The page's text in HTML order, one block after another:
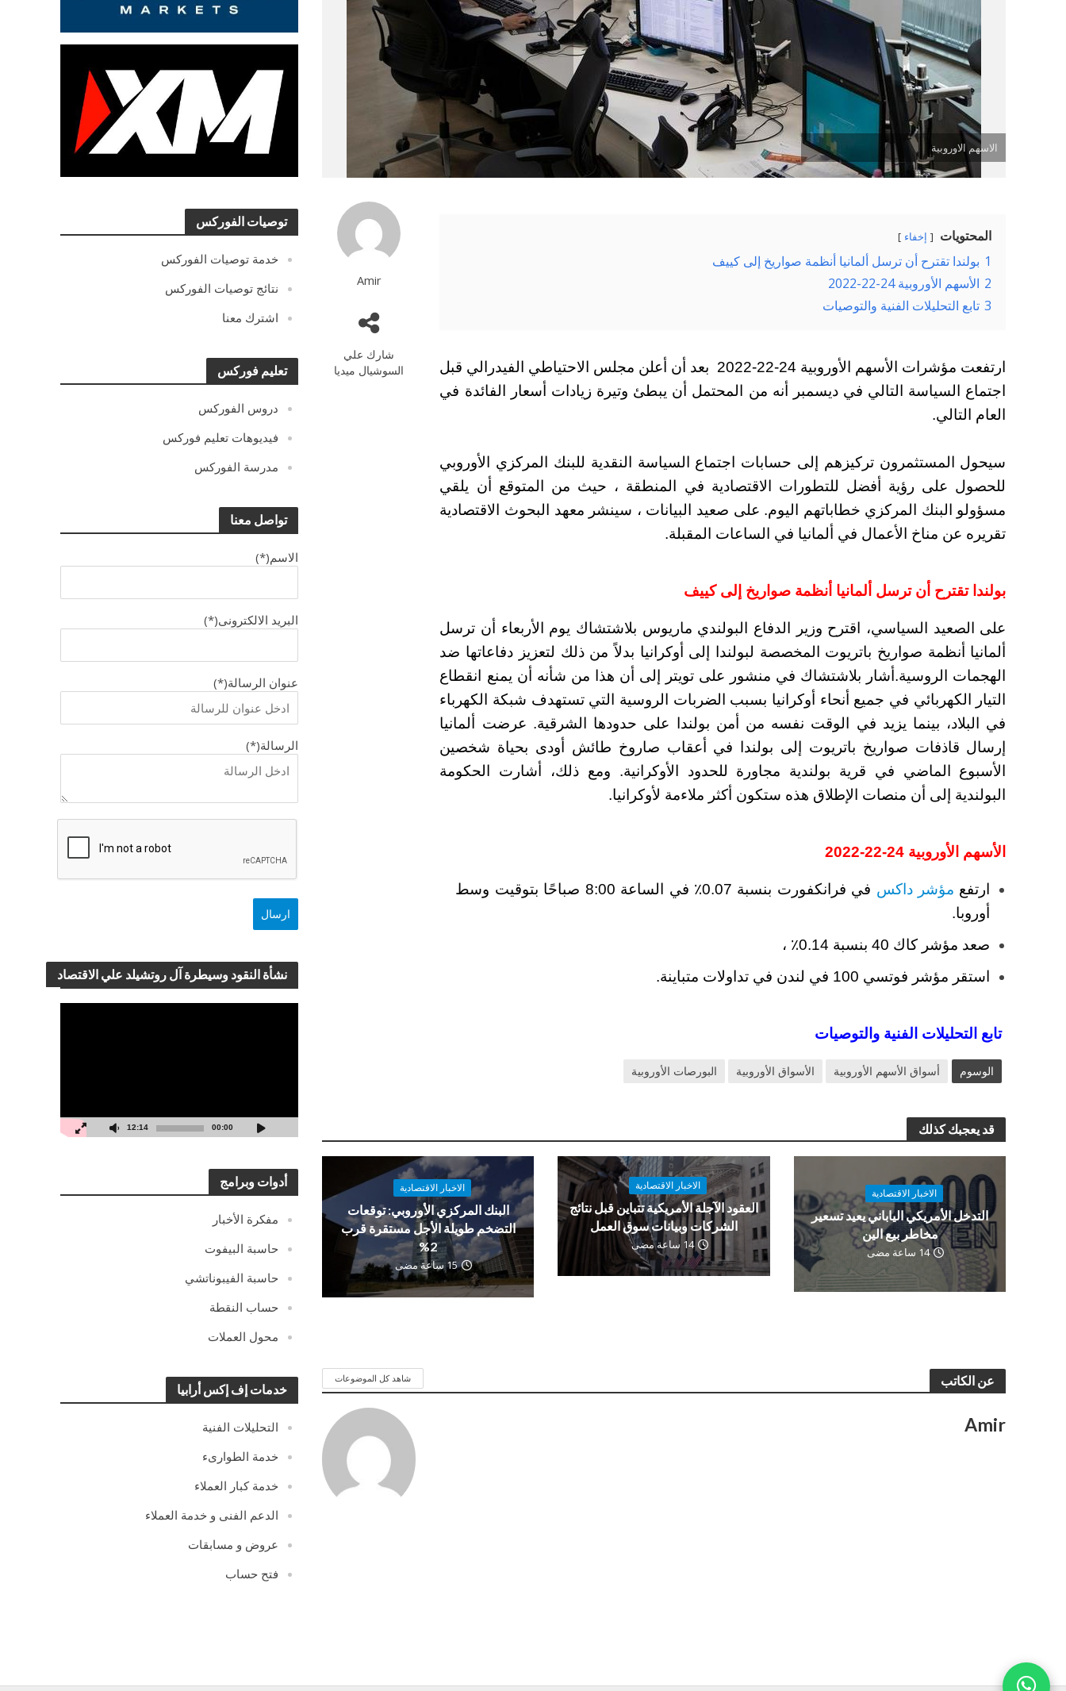
توصيات الفوركس
خدمة توصيات الفوركس
نتائج توصيات الفوركس
اشترك معنا
تعليم فوركس
دروس الفوركس
فيديوهات تعليم فوركس
مدرسة الفوركس
تواصل معنا
الاسم(*)
البريد الالكترونى(*)
عنوان الرسالة(*)
الرسالة(*)
نشأة النقود وسيطرة آل روتشيلد علي الاقتصاد
00:00
12:14
أدوات وبرامج
مفكرة الأخبار
حاسبة البيفوت
حاسبة الفيبوناتشي
حساب النقطة
محول العملات
خدمات إف إكس أرابيا
التحليلات الفنية
خدمة الطوارىء
خدمة كبار العملاء
الدعم الفنى و خدمة العملاء
عروض و مسابقات
فتح حساب
الاسهم الاوروبية
Amir
شارك علي
السوشيال ميديا
المحتويات إخفاء
1 بولندا تقترح أن ترسل ألمانيا أنظمة صواريخ إلى كييف
2 الأسهم الأوروبية 24-22-2022
3 تابع التحليلات الفنية والتوصيات
ارتفعت مؤشرات الأسهم الأوروبية 24-22-2022 بعد أن أعلن مجلس الاحتياطي الفيدرالي قبل
اجتماع السياسة التالي في ديسمبر أنه من المحتمل أن يبطئ وتيرة زيادات أسعار الفائدة في
العام التالي.
سيحول المستثمرون تركيزهم إلى حسابات اجتماع السياسة النقدية للبنك المركزي الأوروبي
للحصول على رؤية أفضل للتطورات الاقتصادية في المنطقة ، حيث من المتوقع أن يلقي
مسؤولو البنك المركزي خطاباتهم اليوم. على صعيد البيانات ، سينشر معهد البحوث الاقتصادية
تقريره عن مناخ الأعمال في ألمانيا في الساعات المقبلة.
بولندا تقترح أن ترسل ألمانيا أنظمة صواريخ إلى كييف
على الصعيد السياسي، اقترح وزير الدفاع البولندي ماريوس بلاشتشاك يوم الأربعاء أن ترسل
ألمانيا أنظمة صواريخ باتريوت المخصصة لبولندا إلى أوكرانيا بدلاً من ذلك لتعزيز دفاعاتها ضد
الهجمات الروسية.أشار بلاشتشاك في منشور على تويتر إلى أن هذا من شأنه أن يمنع انقطاع
التيار الكهربائي في جميع أنحاء أوكرانيا بسبب الضربات الروسية التي تستهدف شبكة الكهرباء
في البلاد، بينما يزيد في الوقت نفسه من أمن بولندا على حدودها الشرقية. عرضت ألمانيا
إرسال قاذفات صواريخ باتريوت إلى بولندا في أعقاب صاروخ طائش أودى بحياة شخصين
الأسبوع الماضي في قرية بولندية مجاورة للحدود الأوكرانية. ومع ذلك، أشارت الحكومة
البولندية إلى أن منصات الإطلاق هذه ستكون أكثر ملاءمة لأوكرانيا.
الأسهم الأوروبية 24-22-2022
ارتفع مؤشر داكس
في فرانكفورت بنسبة 0.07٪ في الساعة 8:00 صباحًا بتوقيت وسط
أوروبا.
صعد مؤشر كاك 40 بنسبة 0.14٪ ،
استقر مؤشر فوتسي 100 في لندن في تداولات متباينة.
تابع التحليلات الفنية والتوصيات
الوسوم أسواق الأسهم الأوروبية الأسواق الأوروبية البورصات الأوروبية
قد يعجبك كذلك
الاخبار الاقتصادية
التدخل الأمريكي الياباني يعيد تسعير
مخاطر بيع الين
14 ساعة مضى
الاخبار الاقتصادية
العقود الآجلة الأمريكية تتباين قبل نتائج
الشركات وبيانات سوق العمل
14 ساعة مضى
الاخبار الاقتصادية
البنك المركزي الأوروبي: توقعات
التضخم طويلة الأجل مستقرة قرب
2%
15 ساعة مضى
عن الكاتب شاهد كل الموضوعات
Amir